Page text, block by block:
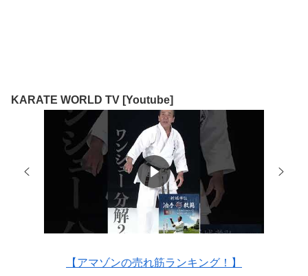
KARATE WORLD TV [Youtube]
【アマゾンの売れ筋ランキング！】